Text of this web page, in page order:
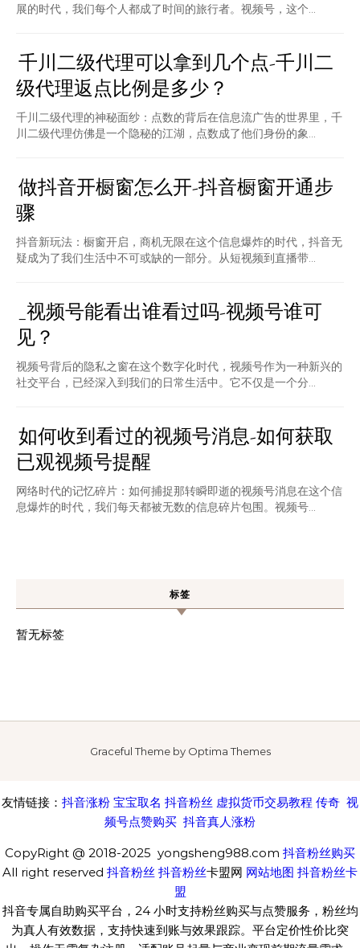
展的时代，我们每个人都成了时间的旅行者。视频号，这个...
千川二级代理可以拿到几个点-千川二
级代理返点比例是多少？
千川二级代理的神秘面纱：点数的背后在信息流广告的世界里，千
川二级代理仿佛是一个隐秘的江湖，点数成了他们身份的象...
做抖音开橱窗怎么开-抖音橱窗开通步
骤
抖音新玩法：橱窗开启，商机无限在这个信息爆炸的时代，抖音无
疑成为了我们生活中不可或缺的一部分。从短视频到直播带...
_视频号能看出谁看过吗-视频号谁可
见？
视频号背后的隐私之窗在这个数字化时代，视频号作为一种新兴的
社交平台，已经深入到我们的日常生活中。它不仅是一个分...
如何收到看过的视频号消息-如何获取
已观视频号提醒
网络时代的记忆碎片：如何捕捉那转瞬即逝的视频号消息在这个信
息爆炸的时代，我们每天都被无数的信息碎片包围。视频号...
标签
暂无标签
Graceful Theme by Optima Themes
友情链接： 抖音涨粉 宝宝取名 抖音粉丝 虚拟货币交易教程 传奇 视
频号点赞购买 抖音真人涨粉
CopyRight @ 2018-2025 yongsheng988.com 抖音粉丝购买
All right reserved 抖音粉丝 抖音粉丝卡盟网 网站地图 抖音粉丝卡
盟
抖音专属自助购买平台，24 小时支持粉丝购买与点赞服务，粉丝均
为真人有效数据，支持快速到账与效果跟踪。平台定价性价比突